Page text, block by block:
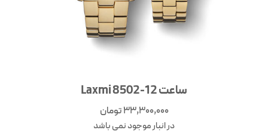
ساعت Laxmi 8502-12
33,300,000تومان
در انبار موجود نمی باشد